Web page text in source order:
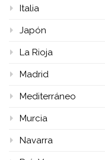
Italia
Japón
La Rioja
Madrid
Mediterráneo
Murcia
Navarra